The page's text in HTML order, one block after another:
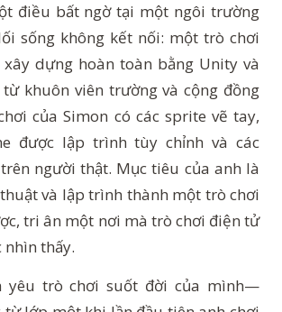
điều bất ngờ tại một ngôi trường
sống không kết nối: một trò chơi
dựng hoàn toàn bằng Unity và
khuôn viên trường và cộng đồng
của Simon có các sprite vẽ tay,
được lập trình tùy chỉnh và các
người thật. Mục tiêu của anh là
và lập trình thành một trò chơi
tri ân một nơi mà trò chơi điện tử
thấy.
yêu trò chơi suốt đời của mình—